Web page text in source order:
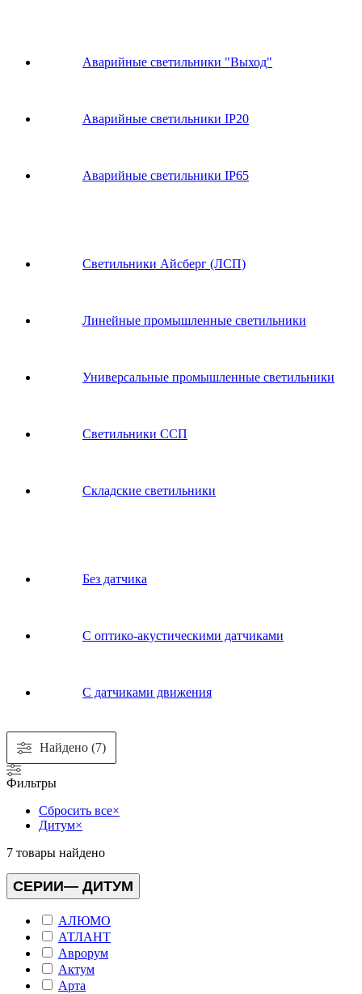
Аварийные светильники "Выход"
Аварийные светильники IP20
Аварийные светильники IP65
Светильники Айсберг (ЛСП)
Линейные промышленные светильники
Универсальные промышленные светильники
Светильники ССП
Складские светильники
Без датчика
С оптико-акустическими датчиками
С датчиками движения
Найдено (7)
Фильтры
Сбросить все×
Дитум×
7 товары найдено
СЕРИИ— ДИТУМ
АЛЮМО
АТЛАНТ
Аврорум
Актум
Арта